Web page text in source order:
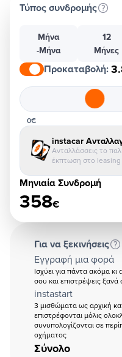
Τύπος συνδρομής
Μήνα
-Μήνα
12
Μήνες
Προκαταβολή:
0€
instacar
Ανταλλάσσεις το
έκπτωση στο leasing
Μηνιαία Συνδρομή
358€
Για να ξεκινήσεις
Εγγραφή μια φορά
Ισχύει για πάντα ακόμα
σου και επιστρέψεις ξανά
instastart
3 μισθώματα ως αρχική
επιστρέφονται μόλις
συνυπολογίζονται σε
οχήματος
Σύνολο